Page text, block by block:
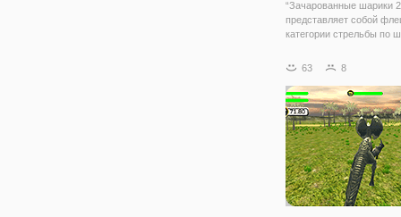
“Зачарованные шарики
представляет собой
категории стрельбы по
небольшой арбалет,
шариками. Прицельтесь
участок, где видите
63 8